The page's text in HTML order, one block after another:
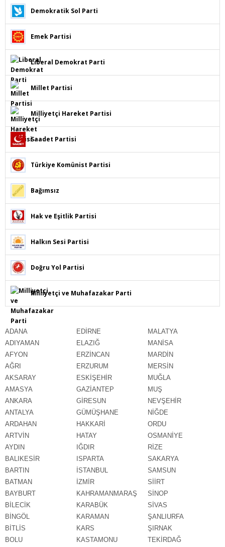
ADANA
ADIYAMAN
AFYON
AĞRI
AKSARAY
AMASYA
ANKARA
ANTALYA
ARDAHAN
ARTVİN
AYDIN
BALIKESİR
BARTIN
BATMAN
BAYBURT
BİLECİK
BİNGÖL
BİTLİS
BOLU
EDİRNE
ELAZIĞ
ERZİNCAN
ERZURUM
ESKİŞEHİR
GAZİANTEP
GİRESUN
GÜMÜŞHANE
HAKKARİ
HATAY
IĞDIR
ISPARTA
İSTANBUL
İZMİR
KAHRAMANMARAŞ
KARABÜK
KARAMAN
KARS
KASTAMONU
MALATYA
MANİSA
MARDİN
MERSİN
MUĞLA
MUŞ
NEVŞEHİR
NİĞDE
ORDU
OSMANİYE
RİZE
SAKARYA
SAMSUN
SİİRT
SİNOP
SİVAS
ŞANLIURFA
ŞIRNAK
TEKİRDAĞ
Demokratik Sol Parti
Emek Partisi
Liberal Demokrat Parti
Millet Partisi
Milliyetçi Hareket Partisi
Saadet Partisi
Türkiye Komünist Partisi
Bağımsız
Hak ve Eşitlik Partisi
Halkın Sesi Partisi
Doğru Yol Partisi
Milliyetçi ve Muhafazakar Parti